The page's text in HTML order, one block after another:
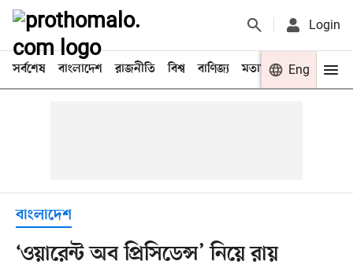
Login
সর্বশেষ বাংলাদেশ রাজনীতি বিশ্ব বাণিজ্য মতামত খেলা
Eng
বাংলাদেশ
‘ওয়ারেন্ট অব প্রিসিডেন্স’ নিয়ে রায়